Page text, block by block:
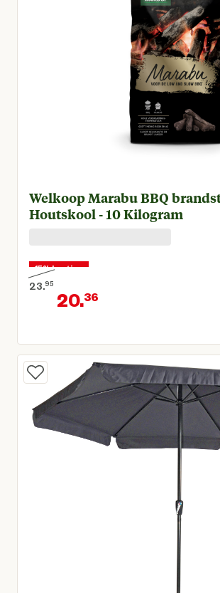
Welkoop Marabu BBQ brandstoffen -
Houtskool - 10 Kilogram
15% korting
23.95
Oorspronkelijke prijs € 23,95
20.36
Huidige prijs